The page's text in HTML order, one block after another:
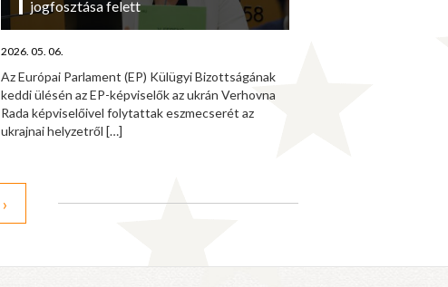
jogfosztása felett
2026. 05. 06.
Az Európai Parlament (EP) Külügyi Bizottságának
keddi ülésén az EP-képviselők az ukrán Verhovna
Rada képviselőivel folytattak eszmecserét az
ukrajnai helyzetről […]
›